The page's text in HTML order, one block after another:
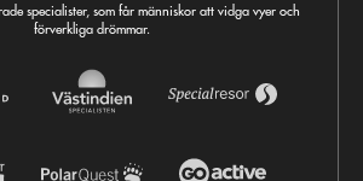
specialister, som får människor att vidga vyer och
förverkliga drömmar.